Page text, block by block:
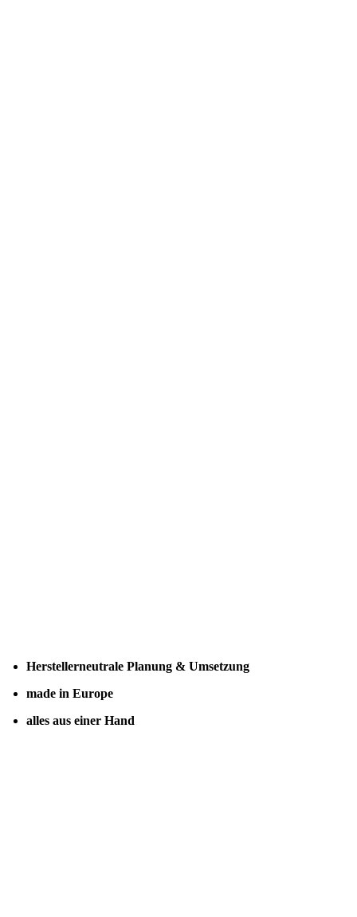
Herstellerneutrale Planung & Umsetzung
made in Europe
alles aus einer Hand